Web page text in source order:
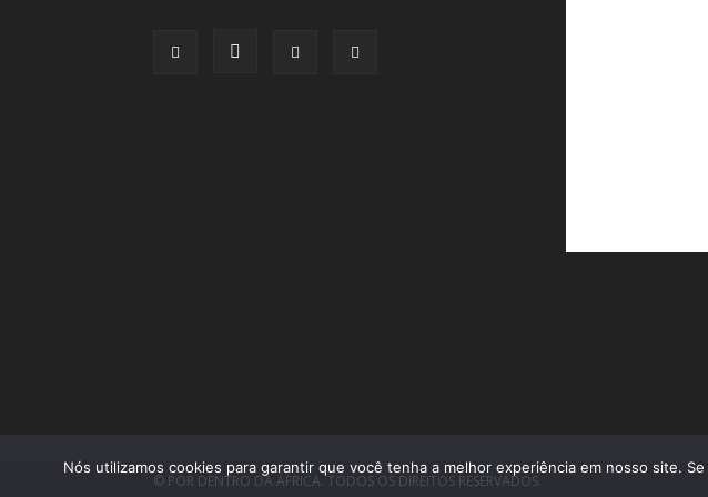
© POR DENTRO DA ÁFRICA. TODOS OS DIREITOS RESERVADOS.
Nós utilizamos cookies para garantir que você tenha a melhor experiência em nosso site.